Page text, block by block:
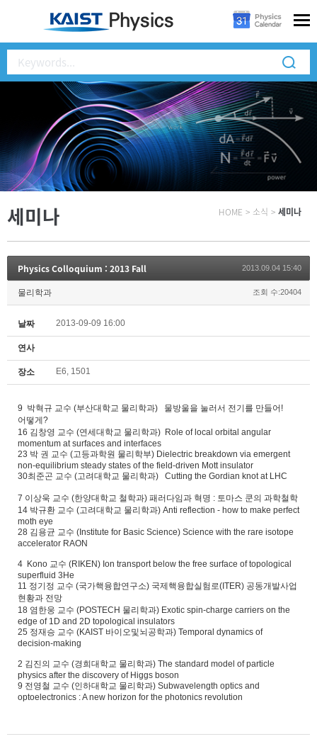
세미나 HOME > 소식 > 세미나
Physics Colloquium : 2013 Fall 2013.09.04 15:40
물리학과 조회 수:20404
날짜 2013-09-09 16:00
연사
장소 E6, 1501
9 박혁규 교수 (부산대학교 물리학과) 물방울을 눌러서 전기를 만들어!
어떻게?
16 김창영 교수 (연세대학교 물리학과) Role of local orbital angular
momentum at surfaces and interfaces
23 박 권 교수 (고등과학원 물리학부) Dielectric breakdown via emergent
non-equilibrium steady states of the field-driven Mott insulator
30최준곤 교수 (고려대학교 물리학과) Cutting the Gordian knot at LHC
7 이상욱 교수 (한양대학교 철학과) 패러다임과 혁명 : 토마스 쿤의 과학철학
14 박규환 교수 (고려대학교 물리학과) Anti reflection - how to make perfect
moth eye
28 김용균 교수 (Institute for Basic Science) Science with the rare isotope
accelerator RAON
4 Kono 교수 (RIKEN) Ion transport below the free surface of topological
superfluid 3He
11 정기정 교수 (국가핵융합연구소) 국제핵융합실험로(ITER) 공동개발사업
현황과 전망
18 염한웅 교수 (POSTECH 물리학과) Exotic spin-charge carriers on the
edge of 1D and 2D topological insulators
25 정재승 교수 (KAIST 바이오및뇌공학과) Temporal dynamics of
decision-making
2 김진의 교수 (경희대학교 물리학과) The standard model of particle
physics after the discovery of Higgs boson
9 전영철 교수 (인하대학교 물리학과) Subwavelength optics and
optoelectronics : A new horizon for the photonics revolution